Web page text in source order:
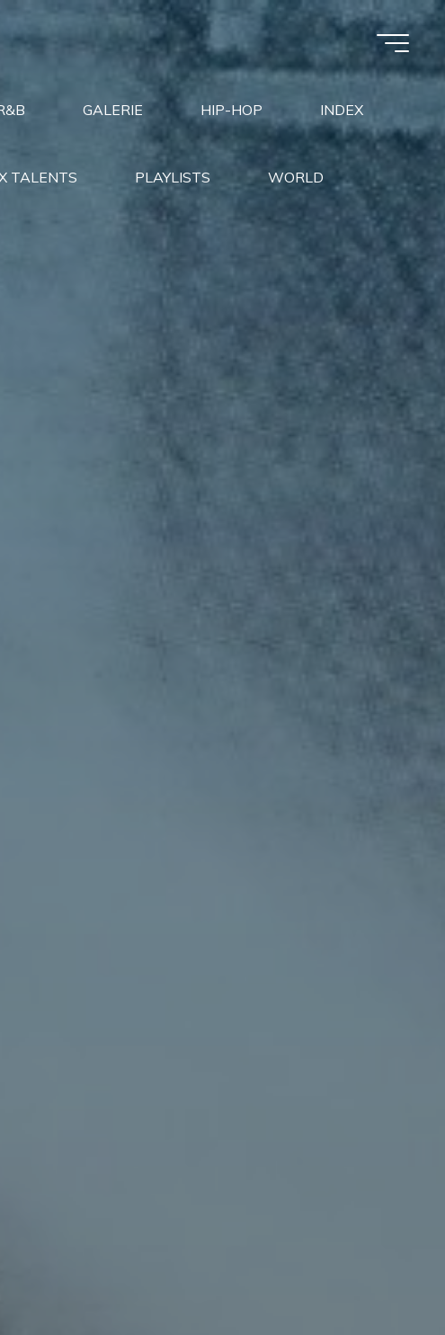
GALERIE HIP-HOP INDEX
TALENTS PLAYLISTS WORLD